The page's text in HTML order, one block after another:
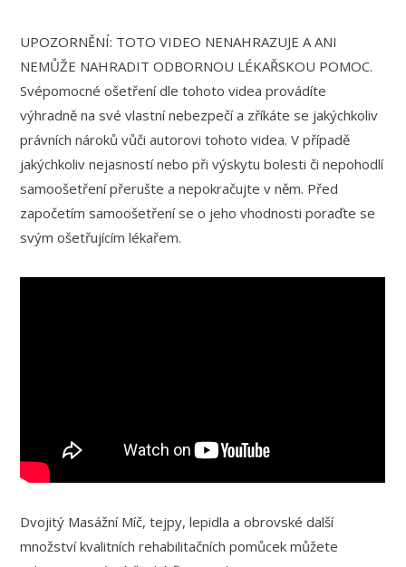
UPOZORNĚNÍ: TOTO VIDEO NENAHRAZUJE A ANI
NEMŮŽE NAHRADIT ODBORNOU LÉKAŘSKOU POMOC.
Svépomocné ošetření dle tohoto videa provádíte
výhradně na své vlastní nebezpečí a zříkáte se jakýchkoliv
právních nároků vůči autorovi tohoto videa. V případě
jakýchkoliv nejasností nebo při výskytu bolesti či nepohodlí
samoošetření přerušte a nepokračujte v něm. Před
započetím samoošetření se o jeho vhodnosti poraďte se
svým ošetřujícím lékařem.
Dvojitý Masážní Míč, tejpy, lepidla a obrovské další
množství kvalitních rehabilitačních pomůcek můžete